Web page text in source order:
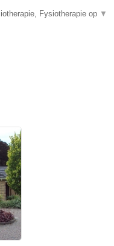
Fysiotherapie op ▼